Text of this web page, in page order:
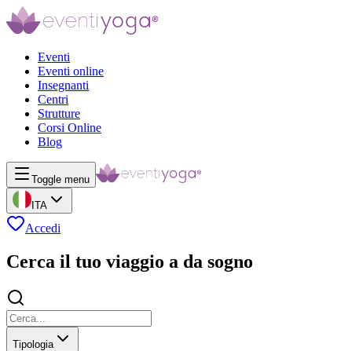
Eventi
Eventi online
Insegnanti
Centri
Strutture
Corsi Online
Blog
Toggle menu
ITA
Accedi
Cerca il tuo viaggio a da sogno
Tipologia